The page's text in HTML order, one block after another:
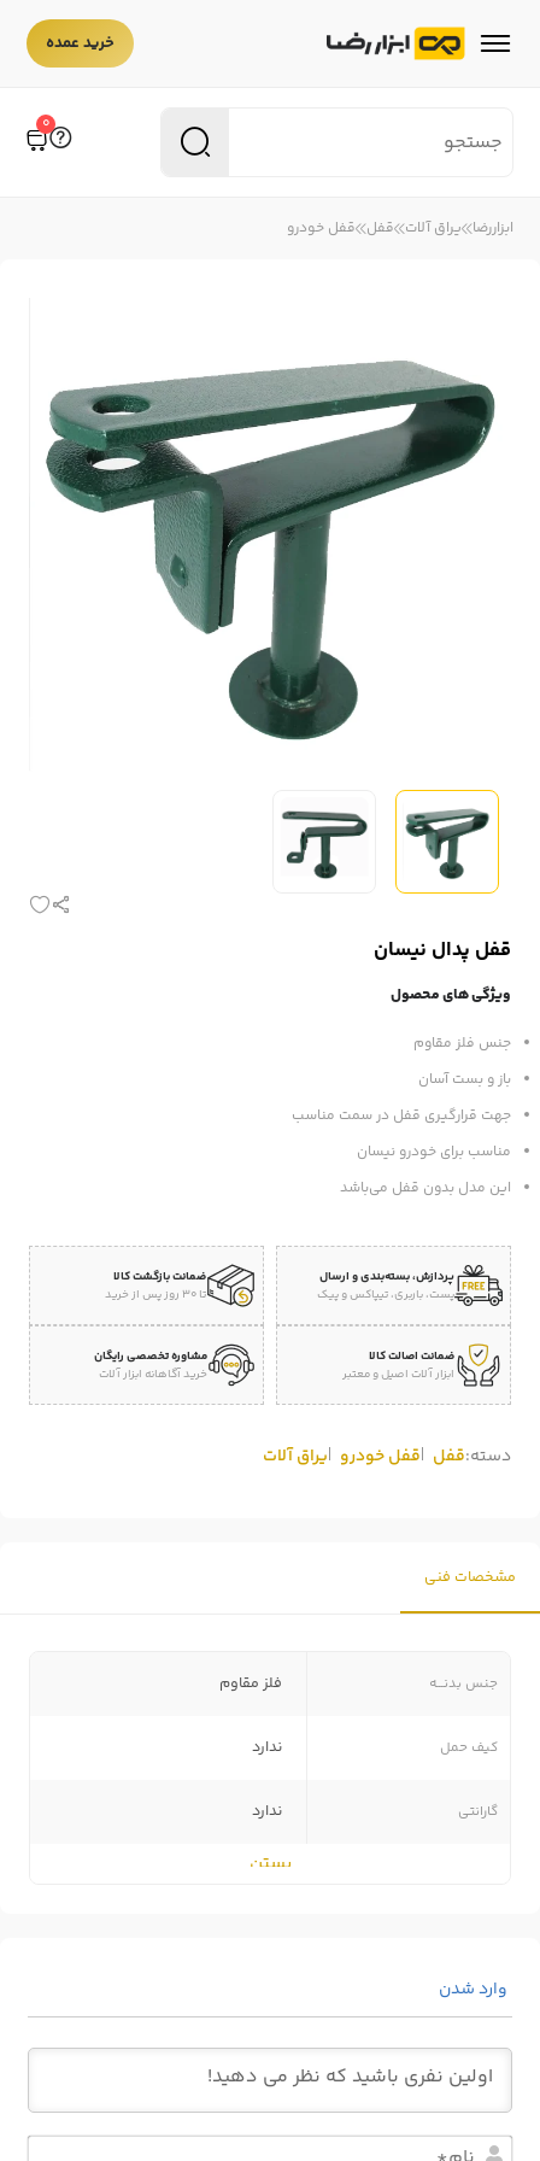
خرید عمده
0
ابزاررضا یراق آلات قفل قفل خودرو
قفل پدال نیسان
ویژگی های محصول
جنس فلز مقاوم
باز و بست آسان
جهت قرارگیری قفل در سمت مناسب
مناسب برای خودرو نیسان
این مدل بدون قفل می‌باشد
پردازش، بسته‌بندی و ارسال
پست، باربری، تیپاکس و پیک
ضمانت بازگشت کالا
تا 30 روز پس از خرید
ضمانت اصالت کالا
ابزار آلات اصیل و معتبر
مشاوره تخصصی رایگان
خرید آگاهانه ابزار آلات
دسته:قفل قفل خودرو یراق آلات
مشخصات فنی
جنس بدنـــه فلز مقاوم
کیف حمل ندارد
گارانتی ندارد
بستن
وارد شدن
6 عدد به بالا
۲۳۴,۰۰۰ 10%
قیمت تک فروشی
۲۶۰,۰۰۰